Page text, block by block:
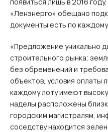
«Ленэнерго» обещано
документы есть по каждому
«Предложение уникально
строительного рынка:
без обременений и
объектов, условия оплаты
каждому лоту имеют
наделы расположены
городским магистралям,
соседству находится